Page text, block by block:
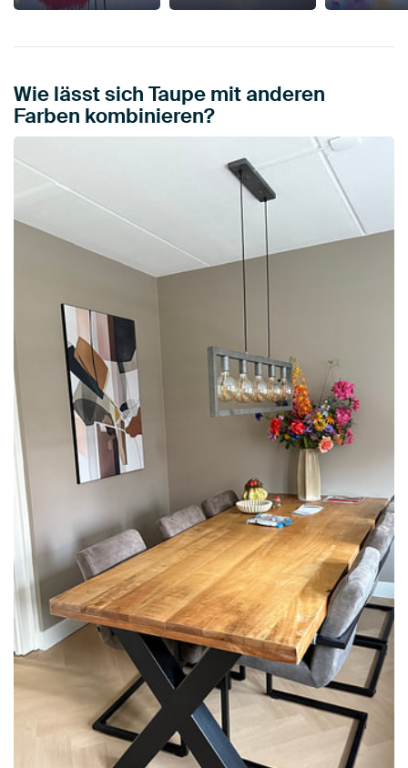
Wie lässt sich Taupe mit anderen
Farben kombinieren?